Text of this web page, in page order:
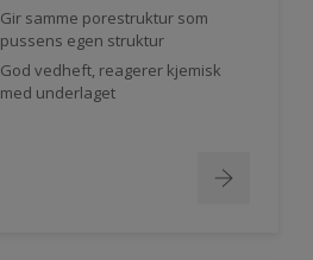
Gir samme porestruktur som
pussens egen struktur
God vedheft, reagerer kjemisk
med underlaget